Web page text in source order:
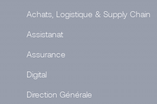
Achats, Logistique & Supply Chain
Assistanat
Assurance
Digital
Direction Générale